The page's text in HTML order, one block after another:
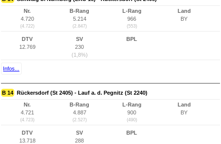
Nr.
4.720
(4.722)
B-Rang
5.214
(2.847)
L-Rang
966
(553)
Land
BY
DTV
12.769
SV
230
(1,8%)
BPL
Infos...
B 14 Rückersdorf (St 2405) - Lauf a. d. Pegnitz (St 2240)
Nr.
4.721
(4.723)
B-Rang
4.887
(2.527)
L-Rang
900
(490)
Land
BY
DTV
13.718
SV
288
BPL